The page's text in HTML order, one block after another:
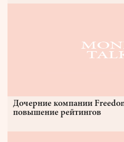
Дочерние компании
повышение рейтингов